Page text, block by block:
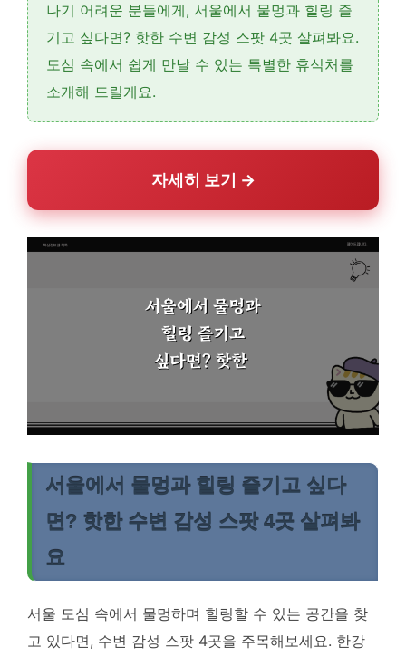
나기 어려운 분들에게, 서울에서 물멍과 힐링 즐
기고 싶다면? 핫한 수변 감성 스팟 4곳 살펴봐요.
도심 속에서 쉽게 만날 수 있는 특별한 휴식처를
소개해 드릴게요.
자세히 보기 →
서울에서 물멍과 힐링 즐기고 싶다
면? 핫한 수변 감성 스팟 4곳 살펴봐
요
서울 도심 속에서 물멍하며 힐링할 수 있는 공간을 찾
고 있다면, 수변 감성 스팟 4곳을 주목해보세요. 한강